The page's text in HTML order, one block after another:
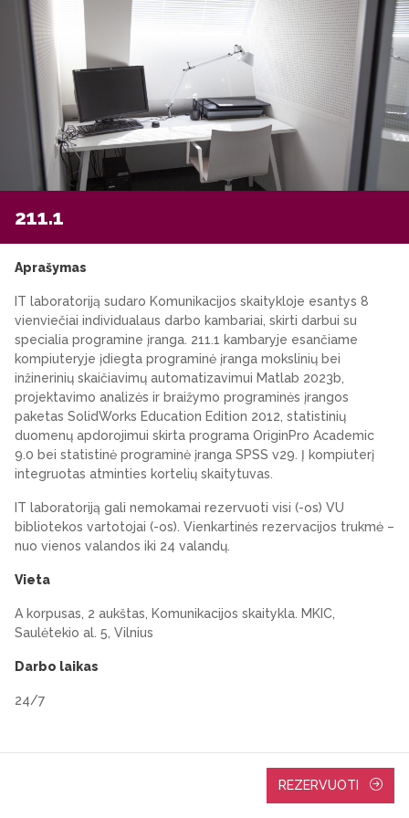
211.1
Aprašymas
IT laboratoriją sudaro Komunikacijos skaitykloje esantys 8
vienviečiai individualaus darbo kambariai, skirti darbui su
specialia programine įranga. 211.1 kambaryje esančiame
kompiuteryje įdiegta programinė įranga mokslinių bei
inžinerinių skaičiavimų automatizavimui Matlab 2023b,
projektavimo analizės ir braižymo programinės įrangos
paketas SolidWorks Education Edition 2012, statistinių
duomenų apdorojimui skirta programa OriginPro Academic
9.0 bei statistinė programinė įranga SPSS v29. Į kompiuterį
integruotas atminties kortelių skaitytuvas.
IT laboratoriją gali nemokamai rezervuoti visi (-os) VU
bibliotekos vartotojai (-os). Vienkartinės rezervacijos trukmė –
nuo vienos valandos iki 24 valandų.
Vieta
A korpusas, 2 aukštas, Komunikacijos skaitykla. MKIC,
Saulėtekio al. 5, Vilnius
Darbo laikas
24/7
REZERVUOTI